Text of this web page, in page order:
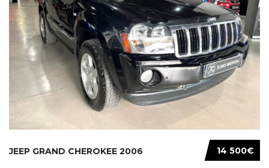
14 500€
JEEP GRAND CHEROKEE 2006